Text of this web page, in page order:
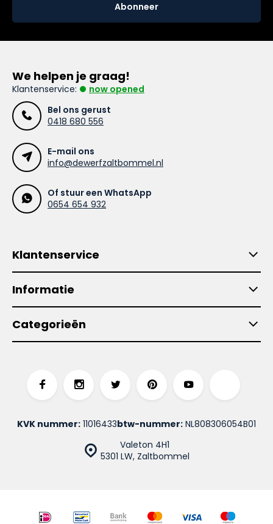
Abonneer
We helpen je graag!
Klantenservice:
now opened
Bel ons gerust
0418 680 556
E-mail ons
info@dewerfzaltbommel.nl
Of stuur een WhatsApp
0654 654 932
Klantenservice
Informatie
Categorieën
Valeton 4H1
5301 LW, Zaltbommel
KVK nummer: 11016433btw-nummer: NL808306054B01